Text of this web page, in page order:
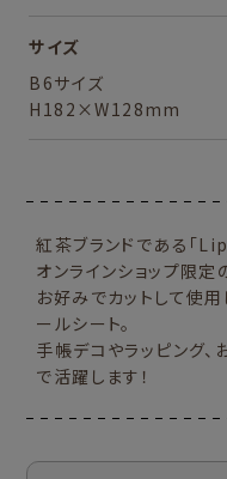
サイズ
B6サイズ
H182×W128mm
紅茶ブランドである「
オンラインショップ限
お好みでカットして使
ールシート。
手帳デコやラッピング
で活躍します！